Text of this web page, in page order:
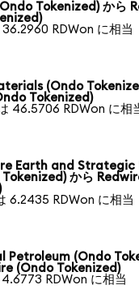
Tokenized) から
36.2960 RDWon に相当
(Ondo
Tokenized)
46.5706 RDWon に相
Earth and Strategic
Tokenized) から
6.2435 RDWon に相当
Petroleum (Ondo
(Ondo Tokenized)
4.6773 RDWon に相当